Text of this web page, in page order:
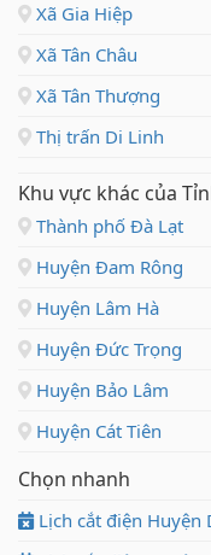
Xã Gia Hiệp
Xã Tân Châu
Xã Tân Thượng
Thị trấn Di Linh
Khu vực khác của
Thành phố Đà Lạt
Huyện Đam Rông
Huyện Lâm Hà
Huyện Đức Trọng
Huyện Bảo Lâm
Huyện Cát Tiên
Chọn nhanh
Lịch cắt điện Huyện